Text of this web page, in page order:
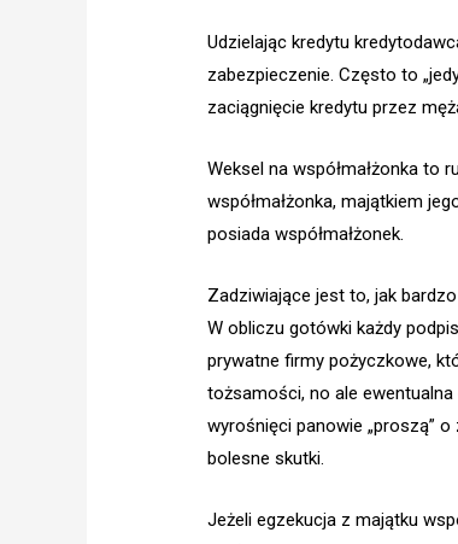
Udzielając kredytu
zabezpieczenie. Często to
zaciągnięcie kredytu przez
Weksel na współmałżonka to
współmałżonka, majątkiem
posiada współmałżonek.
Zadziwiające jest to, jak
W obliczu gotówki każdy
prywatne firmy pożyczkowe,
tożsamości, no ale
wyrośnięci panowie „proszą”
bolesne skutki.
Jeżeli egzekucja z majątku